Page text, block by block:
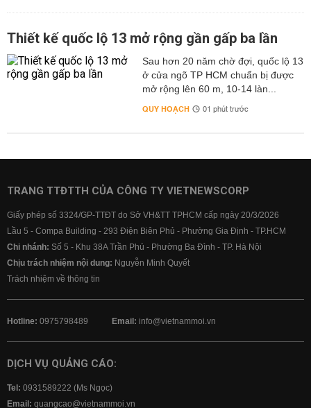
Thiết kế quốc lộ 13 mở rộng gần gấp ba lần
Sau hơn 20 năm chờ đợi, quốc lộ 13
ở cửa ngõ TP HCM chuẩn bị được
mở rộng lên 60 m, 10-14 làn...
QUY HOẠCH 01 phút trước
TRANG TTĐTTH CỦA CÔNG TY VIETNEWSCORP
Giấy phép số 3324/GP-TTĐT do Sở VH&TT TPHCM cấp ngày 20/3/2026
Lầu 5 - Compa Building - 293 Điện Biên Phủ - Phường Gia Định - TP.HCM
Chi nhánh: Số 5 - Khu 38A Trần Phú - Phường Ba Đình - TP. Hà Nội
Chịu trách nhiệm nội dung: Nguyễn Minh Quyết
Trách nhiệm về thông tin
Hotline: 0975798489 Email: info@vietnammoi.vn
DỊCH VỤ QUẢNG CÁO:
Tel: 0931589222 (Ms Ngọc)
Email: quangcao@vietnammoi.vn